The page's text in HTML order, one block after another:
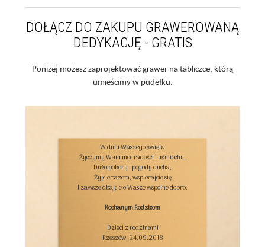
DOŁĄCZ DO ZAKUPU GRAWEROWANĄ
DEDYKACJĘ - GRATIS
Poniżej możesz zaprojektować grawer na tabliczce, którą
umieścimy w pudełku.
W dniu Waszego święta
Życzymy Wam moc radości i uśmiechu,
Dużo pokory i pogody ducha,
Żyjcie razem, wspierajcie się
I zawsze dbajcie o Wasze wspólne dobro.
Kochanym Rodzicom
Dzieci z rodzinami
Rzeszów, 24.09.2018